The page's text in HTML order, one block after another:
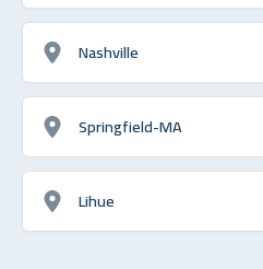
Nashville
Springfield-MA
Lihue